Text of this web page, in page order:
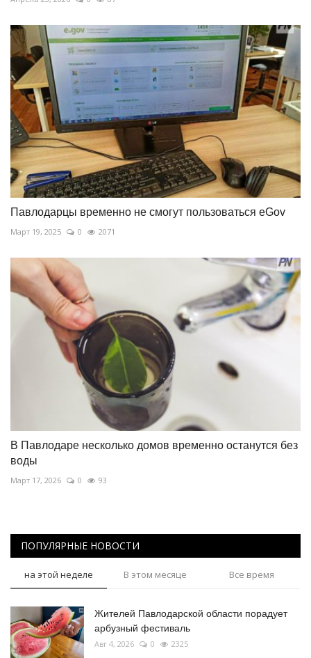
Павлодарцы временно не смогут пользоваться eGov
Март 19, 2025 0 2071
В Павлодаре несколько домов временно останутся без
воды
Март 17, 2026 0 93
ПОПУЛЯРНЫЕ НОВОСТИ
на этой неделе В этом месяце Все время
Жителей Павлодарской области порадует
арбузный фестиваль
Авг 4, 2026 0 2325